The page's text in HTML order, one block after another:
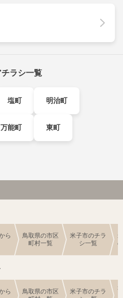
ラシ一覧
塩町 明治町
万能町 東町
ら
鳥取県の市区
町村一覧
米子市のチラ
シ一覧
ら
鳥取県の市区
米子市のチラ